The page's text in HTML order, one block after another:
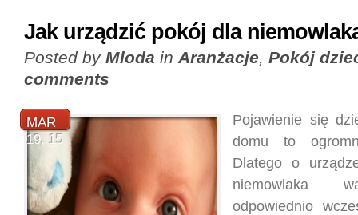
Jak urządzić pokój dla
Posted by Mloda in Aranżacje, Pokój
comments
MAR
19, 15
Pojawienie się
domu to
Dlatego o
niemowlaka
odpowiednio